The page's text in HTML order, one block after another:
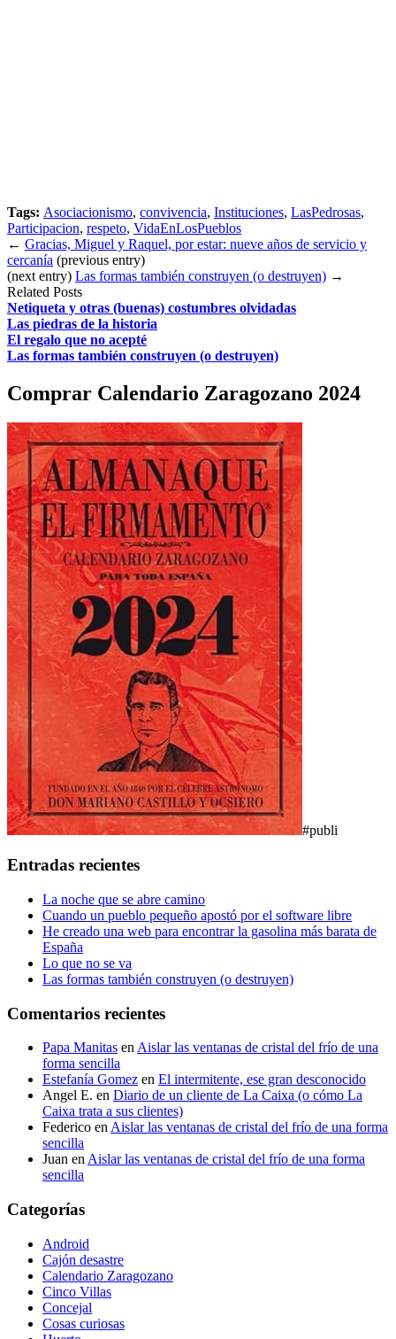
Tags: Asociacionismo, convivencia, Instituciones, LasPedrosas,
Participacion, respeto, VidaEnLosPueblos
← Gracias, Miguel y Raquel, por estar: nueve años de servicio y
cercanía (previous entry)
(next entry) Las formas también construyen (o destruyen) →
Related Posts
Netiqueta y otras (buenas) costumbres olvidadas
Las piedras de la historia
El regalo que no acepté
Las formas también construyen (o destruyen)
Comprar Calendario Zaragozano 2024
#publi
Entradas recientes
La noche que se abre camino
Cuando un pueblo pequeño apostó por el software libre
He creado una web para encontrar la gasolina más barata de
España
Lo que no se va
Las formas también construyen (o destruyen)
Comentarios recientes
Papa Manitas en Aislar las ventanas de cristal del frío de una
forma sencilla
Estefanía Gomez en El intermitente, ese gran desconocido
Angel E. en Diario de un cliente de La Caixa (o cómo La
Caixa trata a sus clientes)
Federico en Aislar las ventanas de cristal del frío de una forma
sencilla
Juan en Aislar las ventanas de cristal del frío de una forma
sencilla
Categorías
Android
Cajón desastre
Calendario Zaragozano
Cinco Villas
Concejal
Cosas curiosas